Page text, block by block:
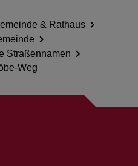
& Rathaus
Straßennamen
Weg